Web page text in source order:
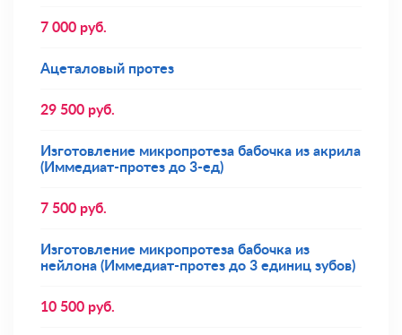
7 000 руб.
Ацеталовый протез
29 500 руб.
Изготовление микропротеза бабочка из акрила
(Иммедиат-протез до 3-ед)
7 500 руб.
Изготовление микропротеза бабочка из
нейлона (Иммедиат-протез до 3 единиц зубов)
10 500 руб.